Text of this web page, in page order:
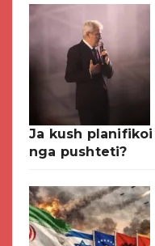
Ja kush
nga pushteti?